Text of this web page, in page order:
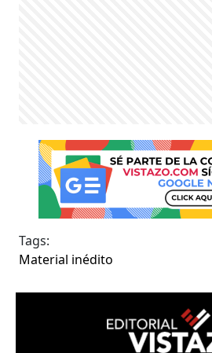
Tags:
Material inédito